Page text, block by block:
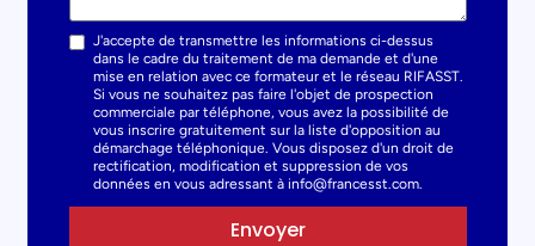
J'accepte de transmettre les informations ci-dessus
dans le cadre du traitement de ma demande et d'une
mise en relation avec ce formateur et le réseau RIFASST.
Si vous ne souhaitez pas faire l'objet de prospection
commerciale par téléphone, vous avez la possibilité de
vous inscrire gratuitement sur la liste d'opposition au
démarchage téléphonique. Vous disposez d'un droit de
rectification, modification et suppression de vos
données en vous adressant à info@francesst.com.
Envoyer